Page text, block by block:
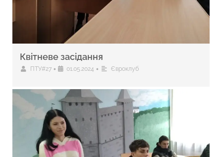
Квітневе засідання
ПТУ#27 • 01.05.2024 • Євроклуб